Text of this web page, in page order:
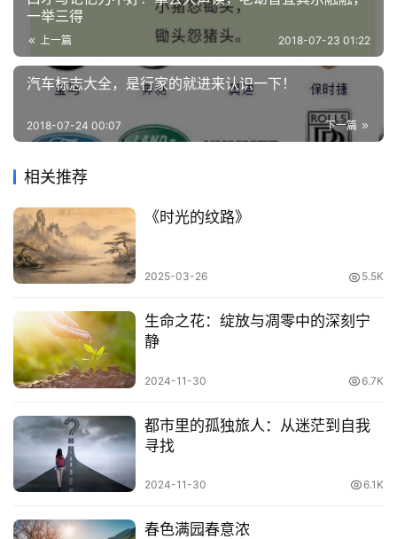
问
答
专
区
常
网
一辈子不长，对自己好一点
一举三得
上一篇 2018-07-23 01:22
汽车标志大全，是行家的就进来认识一下！
下一篇
2018-07-24 00:07
相关推荐
《时光的纹路》
2025-03-26 5.5K
生命之花：绽放与凋零中的深刻宁
静
2024-11-30 6.7K
都市里的孤独旅人：从迷茫到自我
寻找
2024-11-30 6.1K
春色满园春意浓